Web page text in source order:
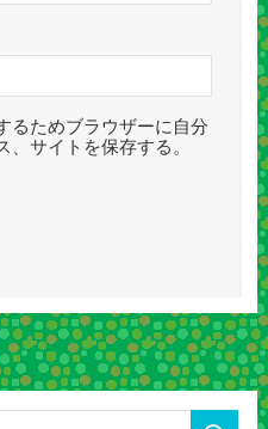
るためブラウザーに自分
サイトを保存する。